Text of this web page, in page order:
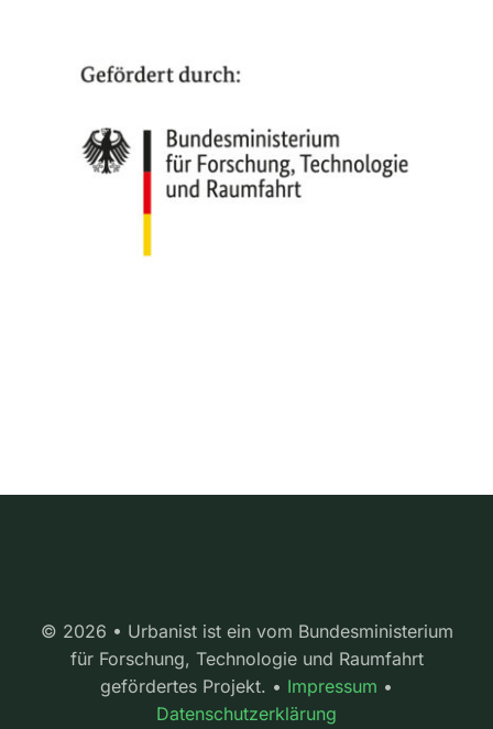
© 2026 • Urbanist ist ein vom Bundesministerium
für Forschung, Technologie und Raumfahrt
gefördertes Projekt. • Impressum •
Datenschutzerklärung